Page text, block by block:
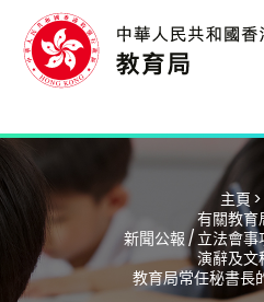
主頁 >
有關教育
新聞公報 / 立法會事
演辭及文
教育局常任秘書長